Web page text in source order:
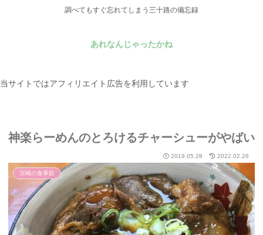
調べてもすぐ忘れてしまう三十路の備忘録
あれなんじゃったかね
当サイトではアフィリエイト広告を利用しています
神楽らーめんのとろけるチャーシューがやばい
2019.05.28 2022.02.26
宮崎の食事処